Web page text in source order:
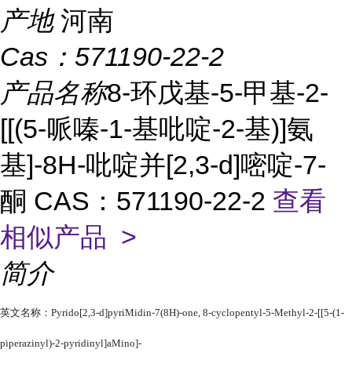
产地 河南
Cas： 571190-22-2
产品名称8-环戊基-5-甲基-2-
[[(5-哌嗪-1-基吡啶-2-基)]氨
基]-8H-吡啶并[2,3-d]嘧啶-7-
酮 CAS：571190-22-2 查看
相似产品 >
简介
英文名称：Pyrido[2,3-d]pyriMidin-7(8H)-one, 8-cyclopentyl-5-Methyl-2-[[5-(1-
piperazinyl)-2-pyridinyl]aMino]-